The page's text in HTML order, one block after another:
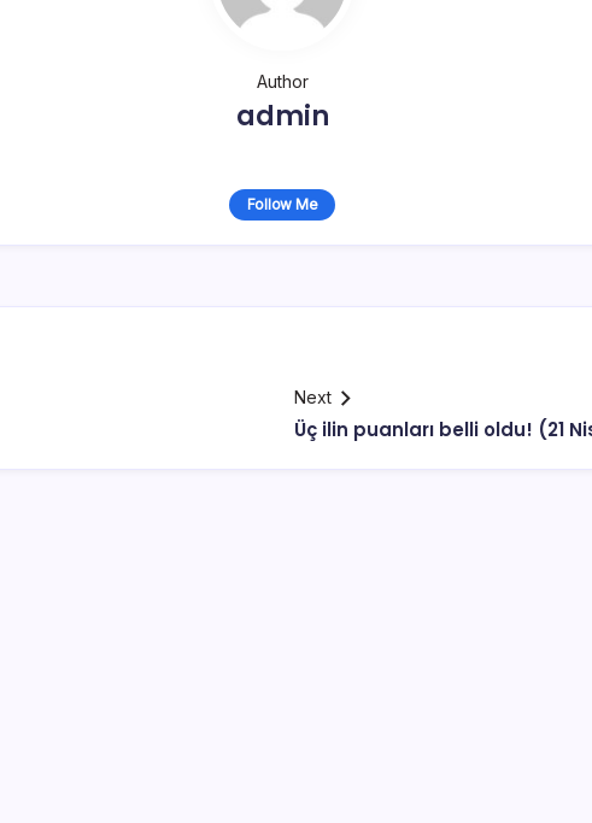
Author
admin
Follow Me
Next
Üç ilin puanları belli oldu! (21